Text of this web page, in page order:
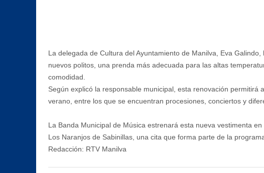
La delegada de Cultura del Ayuntamiento de Manilva, Eva
nuevos politos, una prenda más adecuada para las altas
comodidad.
Según explicó la responsable municipal, esta renovación
verano, entre los que se encuentran procesiones, conciertos y
La Banda Municipal de Música estrenará esta nueva vestimenta
Los Naranjos de Sabinillas, una cita que forma parte de la
Redacción: RTV Manilva